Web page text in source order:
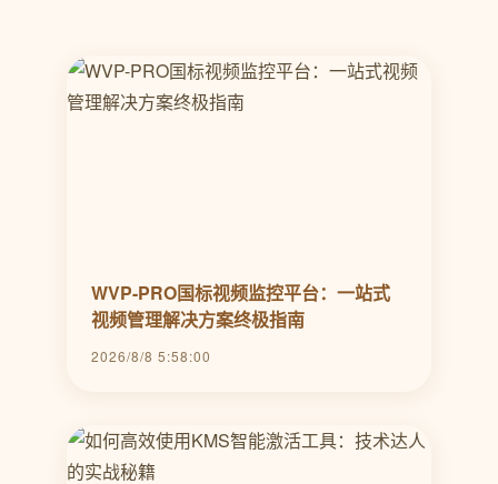
WVP-PRO国标视频监控平台：一站式
视频管理解决方案终极指南
2026/8/8 5:58:00